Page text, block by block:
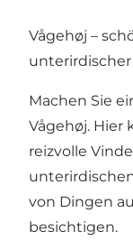
Vågehøj –
Machen Sie
Vågehøj. Hier
reizvolle
von Dingen
besichtigen.